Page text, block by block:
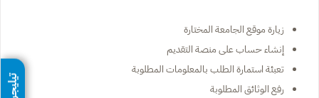
زيارة موقع الجامعة المختارة
إنشاء حساب على منصة التقديم
تعبئة استمارة الطلب بالمعلومات المطلوبة
رفع الوثائق المطلوبة